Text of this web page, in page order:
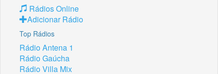
Rádios Online
Adicionar Rádio
Top Rádios
Rádio Antena 1
Rádio Gaúcha
Rádio Villa Mix